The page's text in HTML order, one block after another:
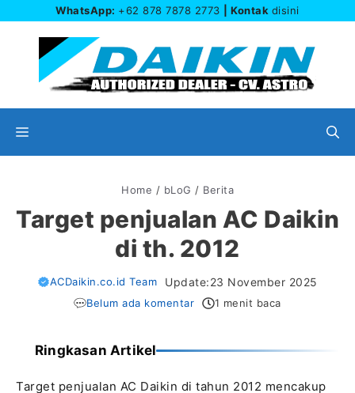
LangsungWhatsApp: +62 878 7878 2773 | Kontak disini
Menu
Home / bLoG / Berita
Target penjualan AC Daikin
di th. 2012
ACDaikin.co.id Team Update:23 November 2025
Belum ada komentar 1 menit baca
Ringkasan Artikel
Target penjualan AC Daikin di tahun 2012 mencakup